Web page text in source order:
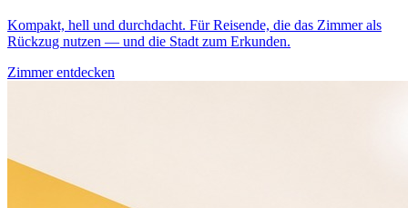
Kompakt, hell und durchdacht. Für Reisende, die das Zimmer als
Rückzug nutzen — und die Stadt zum Erkunden.
Zimmer entdecken